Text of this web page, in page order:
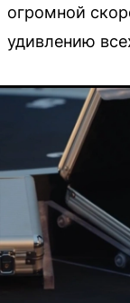
огромной
удивлению